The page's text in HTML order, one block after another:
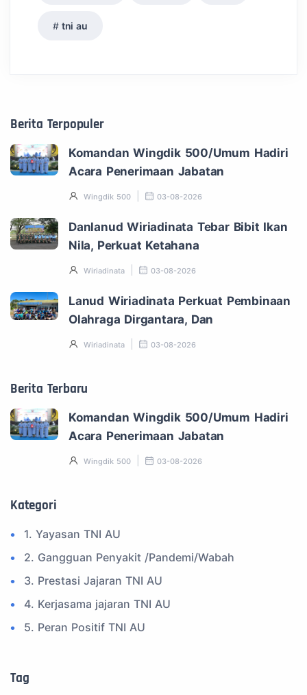
tni au
Berita Terpopuler
Komandan Wingdik 500/Umum Hadiri
Acara Penerimaan Jabatan
Wingdik 500 03-08-2026
Danlanud Wiriadinata Tebar Bibit Ikan
Nila, Perkuat Ketahana
Wiriadinata 03-08-2026
Lanud Wiriadinata Perkuat Pembinaan
Olahraga Dirgantara, Dan
Wiriadinata 03-08-2026
Berita Terbaru
Komandan Wingdik 500/Umum Hadiri
Acara Penerimaan Jabatan
Wingdik 500 03-08-2026
Kategori
1. Yayasan TNI AU
2. Gangguan Penyakit /Pandemi/Wabah
3. Prestasi Jajaran TNI AU
4. Kerjasama jajaran TNI AU
5. Peran Positif TNI AU
7. Spam Bukan Berita TNI
Tag